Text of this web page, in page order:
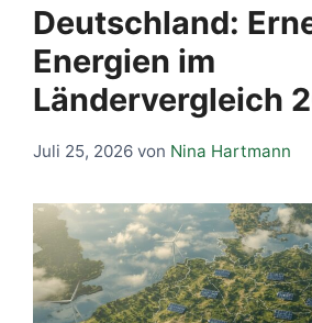
Deutschland:
Energien im
Ländervergleich
Juli 25, 2026 von Nina Hartmann